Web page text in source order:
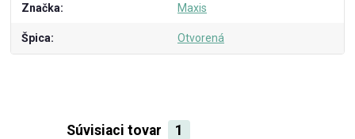
Značka Maxis
Špica Otvorená
Súvisiaci tovar 1